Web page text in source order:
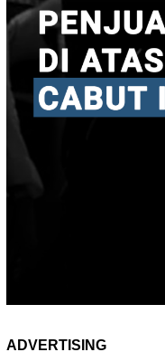
ADVERTISING